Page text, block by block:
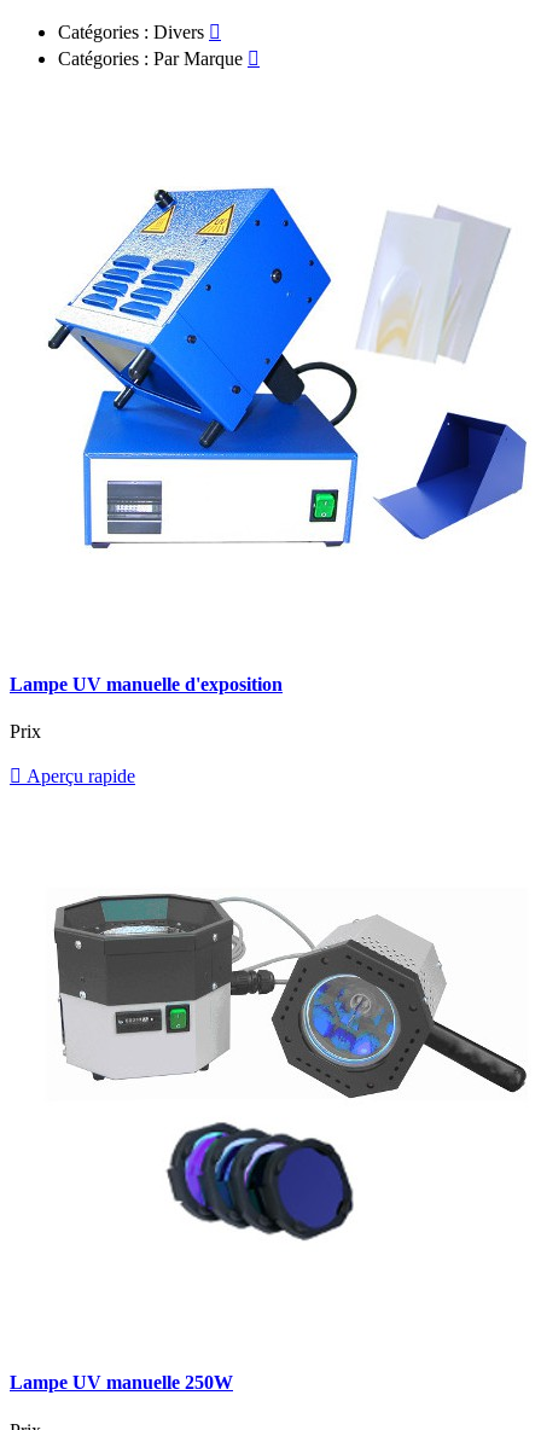
Catégories : Divers 
Catégories : Par Marque 
Lampe UV manuelle d'exposition
Prix
 Aperçu rapide
Lampe UV manuelle 250W